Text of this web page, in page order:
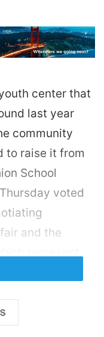
center that
last year
community
to raise it from
School
voted
and the
the potential
youth